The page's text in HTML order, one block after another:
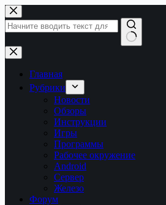
Перейти
к
сути
Ничего
не
найденоГлавная
Рубрики
Новости
Обзоры
Инструкции
Игры
Программы
Рабочее окружение
Android
Сервер
Железо
Форум